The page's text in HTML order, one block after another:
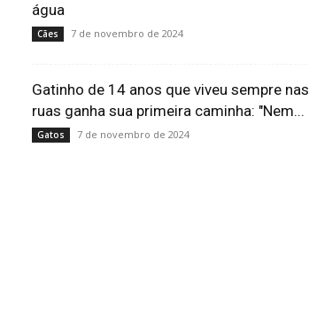
água
Cães 7 de novembro de 2024
Gatinho de 14 anos que viveu sempre nas
ruas ganha sua primeira caminha: "Nem...
Gatos 7 de novembro de 2024